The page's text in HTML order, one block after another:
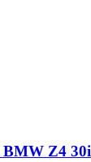
BMW Z4 30i